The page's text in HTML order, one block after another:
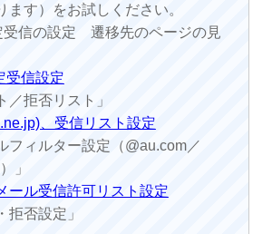
ます）をお試しください。
受信の設定 遷移先のページの見
受信設定
拒否リスト」
、受信リスト設定
フィルター設定（@au.com／
」
ール受信許可リスト設定
否設定」